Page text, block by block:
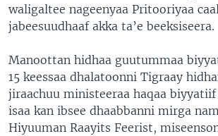
waligaltee nageenyaa Pritooriyaa
jabeesuudhaaf akka ta’e beeksiseera.
Manoottan hidhaa guutummaa
15 keessaa dhalatoonni Tigraay
jiraachuu ministeeraa haqaa
isaa kan ibsee dhaabbanni mirga
Hiyuuman Raayits Feerist,